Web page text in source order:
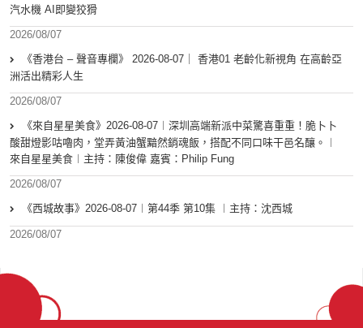
汽水機 AI即變狡猾
2026/08/07
《香港台 – 聲音專欄》 2026-08-07｜ 香港01 老齡化新視角 在高齡亞
洲活出精彩人生
2026/08/07
《來自星星美食》2026-08-07︱深圳高端新派中菜驚喜重重！脆卜卜
酸甜燈影咕嚕肉，堂弄黃油蟹黯然銷魂飯，搭配不同口味干邑名釀。︱
來自星星美食︱主持：陳俊偉 嘉賓：Philip Fung
2026/08/07
《西城故事》2026-08-07︱第44季 第10集 ︱主持：沈西城
2026/08/07